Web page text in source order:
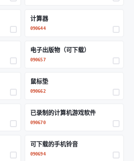
计算器
090644
电子出版物（可下载）
090657
鼠标垫
090662
已录制的计算机游戏软件
090670
可下载的手机铃音
090694